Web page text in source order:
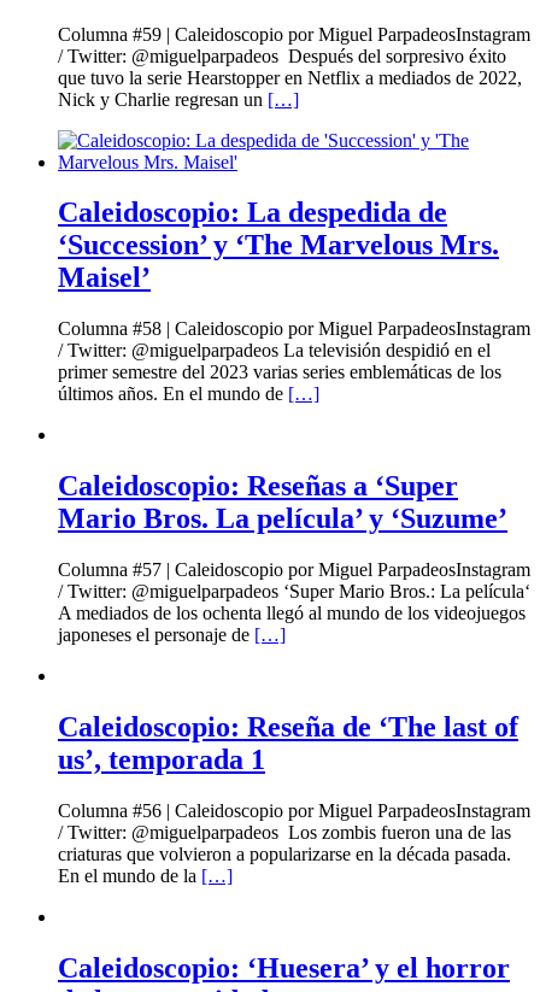
Columna #59 | Caleidoscopio por Miguel ParpadeosInstagram
/ Twitter: @miguelparpadeos Después del sorpresivo éxito
que tuvo la serie Hearstopper en Netflix a mediados de 2022,
Nick y Charlie regresan un […]
Caleidoscopio: La despedida de
‘Succession’ y ‘The Marvelous Mrs.
Maisel’
Columna #58 | Caleidoscopio por Miguel ParpadeosInstagram
/ Twitter: @miguelparpadeos La televisión despidió en el
primer semestre del 2023 varias series emblemáticas de los
últimos años. En el mundo de […]
Caleidoscopio: Reseñas a ‘Super
Mario Bros. La película’ y ‘Suzume’
Columna #57 | Caleidoscopio por Miguel ParpadeosInstagram
/ Twitter: @miguelparpadeos ‘Super Mario Bros.: La película‘
A mediados de los ochenta llegó al mundo de los videojuegos
japoneses el personaje de […]
Caleidoscopio: Reseña de ‘The last of
us’, temporada 1
Columna #56 | Caleidoscopio por Miguel ParpadeosInstagram
/ Twitter: @miguelparpadeos Los zombis fueron una de las
criaturas que volvieron a popularizarse en la década pasada.
En el mundo de la […]
Caleidoscopio: ‘Huesera’ y el horror